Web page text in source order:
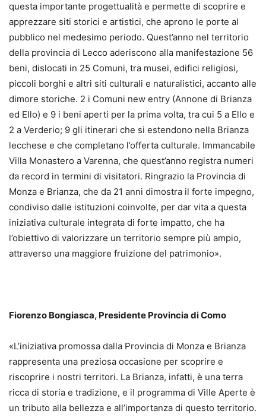
questa importante progettualità e permette di scoprire e
apprezzare siti storici e artistici, che aprono le porte al
pubblico nel medesimo periodo. Quest’anno nel territorio
della provincia di Lecco aderiscono alla manifestazione 56
beni, dislocati in 25 Comuni, tra musei, edifici religiosi,
piccoli borghi e altri siti culturali e naturalistici, accanto alle
dimore storiche. 2 i Comuni new entry (Annone di Brianza
ed Ello) e 9 i beni aperti per la prima volta, tra cui 5 a Ello e
2 a Verderio; 9 gli itinerari che si estendono nella Brianza
lecchese e che completano l’offerta culturale. Immancabile
Villa Monastero a Varenna, che quest’anno registra numeri
da record in termini di visitatori. Ringrazio la Provincia di
Monza e Brianza, che da 21 anni dimostra il forte impegno,
condiviso dalle istituzioni coinvolte, per dar vita a questa
iniziativa culturale integrata di forte impatto, che ha
l’obiettivo di valorizzare un territorio sempre più ampio,
attraverso una maggiore fruizione del patrimonio».
Fiorenzo Bongiasca, Presidente Provincia di Como
«L’iniziativa promossa dalla Provincia di Monza e Brianza
rappresenta una preziosa occasione per scoprire e
riscoprire i nostri territori. La Brianza, infatti, è una terra
ricca di storia e tradizione, e il programma di Ville Aperte è
un tributo alla bellezza e all’importanza di questo territorio.